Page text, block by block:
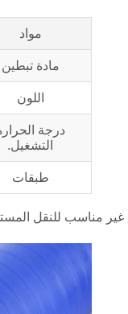
مواد
مادة تبطين
اللون
درجة الحرارة
التشغيل.
طبقات
مناسب للنقل